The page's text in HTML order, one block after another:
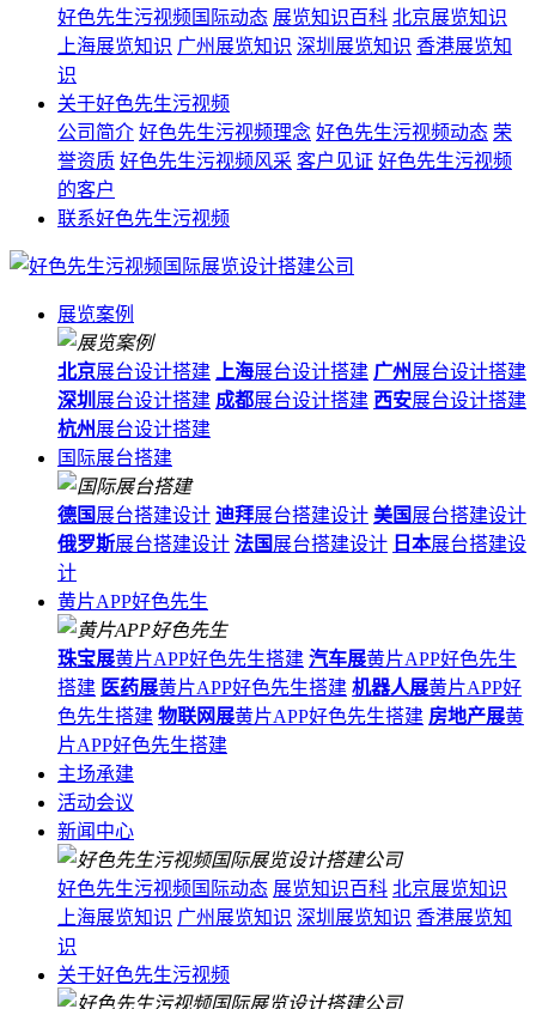
好色先生污视频国际动态 展览知识百科 北京展览知识
上海展览知识 广州展览知识 深圳展览知识 香港展览知
识
关于好色先生污视频
公司简介 好色先生污视频理念 好色先生污视频动态 荣
誉资质 好色先生污视频风采 客户见证 好色先生污视频
的客户
联系好色先生污视频
展览案例
北京展台设计搭建 上海展台设计搭建 广州展台设计搭建
深圳 展台设计搭建 成都展台设计搭建 西安展台设计搭建
杭州展台设计搭建
国际展台搭建
德国 展台搭建设计 迪拜展台搭建设计 美国 展台搭建设计
俄罗斯展台搭建设计 法国 展台搭建设计 日本展台搭建设
计
黄片APP好色先生
珠宝展黄片APP好色先生搭建 汽车展黄片APP好色先生
搭建 医药展黄片APP好色先生搭建 机器人展黄片APP好
色先生搭建 物联网展黄片APP好色先生搭建 房地产展黄
片APP好色先生搭建
主场承建
活动会议
新闻中心
好色先生污视频国际动态 展览知识百科 北京展览知识
上海展览知识 广州展览知识 深圳展览知识 香港展览知
识
关于好色先生污视频